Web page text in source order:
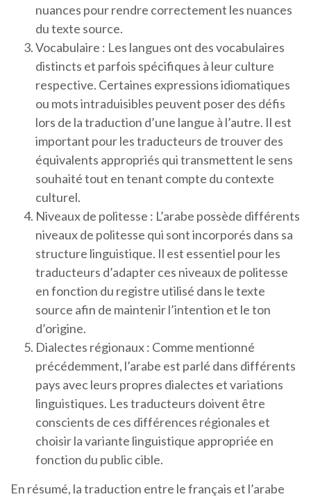
nuances pour rendre correctement les nuances
du texte source.
Vocabulaire : Les langues ont des vocabulaires
distincts et parfois spécifiques à leur culture
respective. Certaines expressions idiomatiques
ou mots intraduisibles peuvent poser des défis
lors de la traduction d’une langue à l’autre. Il est
important pour les traducteurs de trouver des
équivalents appropriés qui transmettent le sens
souhaité tout en tenant compte du contexte
culturel.
Niveaux de politesse : L’arabe possède différents
niveaux de politesse qui sont incorporés dans sa
structure linguistique. Il est essentiel pour les
traducteurs d’adapter ces niveaux de politesse
en fonction du registre utilisé dans le texte
source afin de maintenir l’intention et le ton
d’origine.
Dialectes régionaux : Comme mentionné
précédemment, l’arabe est parlé dans différents
pays avec leurs propres dialectes et variations
linguistiques. Les traducteurs doivent être
conscients de ces différences régionales et
choisir la variante linguistique appropriée en
fonction du public cible.
En résumé, la traduction entre le français et l’arabe